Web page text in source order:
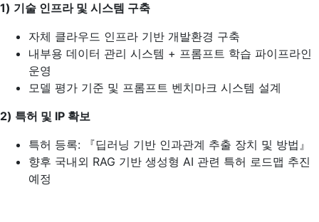
1) 기술 인프라 및 시스템 구축
자체 클라우드 인프라 기반 개발환경 구축
내부용 데이터 관리 시스템 + 프롬프트 학습 파이프라인
운영
모델 평가 기준 및 프롬프트 벤치마크 시스템 설계
2) 특허 및 IP 확보
특허 등록: 『딥러닝 기반 인과관계 추출 장치 및 방법』
향후 국내외 RAG 기반 생성형 AI 관련 특허 로드맵 추진
예정